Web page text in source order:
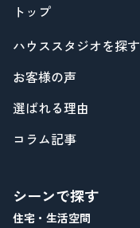
トップ
ハウススタジオを探す
お客様の声
選ばれる理由
コラム記事
シーンで探す
住宅・生活空間